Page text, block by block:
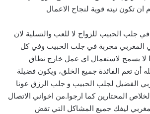
تكون نيته قوية لنجاح الاعمال
في جلب الحبيب للزواج لا للعب والتسلية لان
المغربي مجربة في جلب الحبيب وفي كل
لا يسمح لاستعمال اي عمل خارج نطاق
أن تعم الفائدة جميع الخلق، ويكون فضيلة
الفضيل لجلب الحبيب و جلب الرزق عونا
المحتارين كما ارجوا.من اخواني الاتصال
ليفك جميع المشاكل التي تقض